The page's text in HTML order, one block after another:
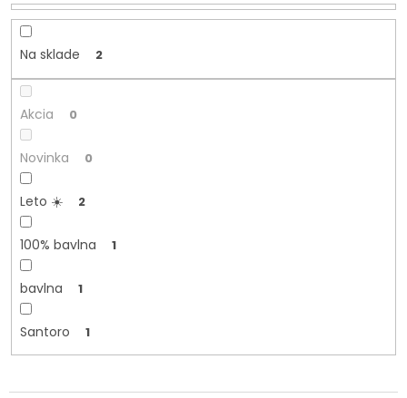
d
t
Na sklade 2
Akcia 0
Novinka 0
Leto ☀️ 2
100% bavlna 1
bavlna 1
Santoro 1